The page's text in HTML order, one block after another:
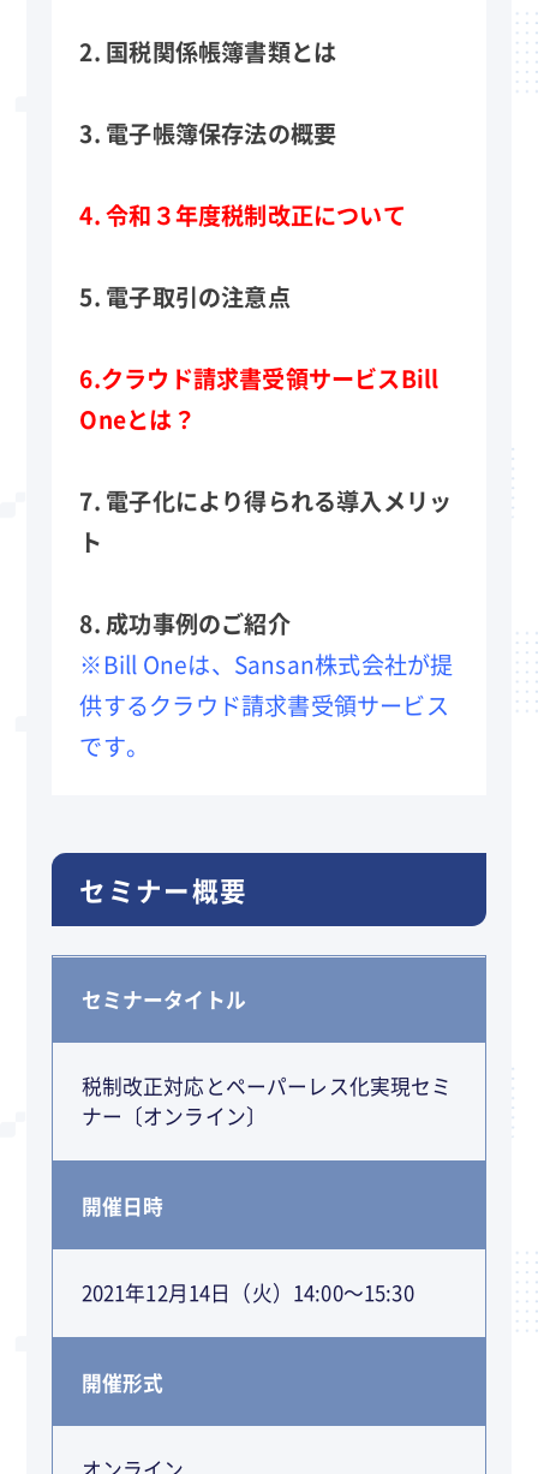
2. 国税関係帳簿書類とは
3. 電子帳簿保存法の概要
4. 令和３年度税制改正について
5. 電子取引の注意点
6.クラウド請求書受領サービスBill
Oneとは？
7. 電子化により得られる導入メリッ
ト
8. 成功事例のご紹介
※Bill Oneは、Sansan株式会社が提
供するクラウド請求書受領サービス
です。
セミナー概要
セミナータイトル
税制改正対応とペーパーレス化実現セミ
ナー〔オンライン〕
開催日時
2021年12月14日（火）14:00～15:30
開催形式